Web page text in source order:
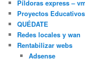
Píldoras express –
Proyectos Educativos
QUÉDATE
Redes locales y wan
Rentabilizar webs
Adsense